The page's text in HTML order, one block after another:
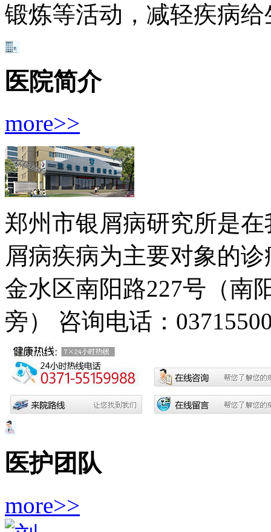
锻炼等活动，减轻疾病
医院简介
more>>
郑州市银屑病研究所是
屑病疾病为主要对象的诊
金水区南阳路227号（南
旁）
咨询电话：
医护团队
more>>